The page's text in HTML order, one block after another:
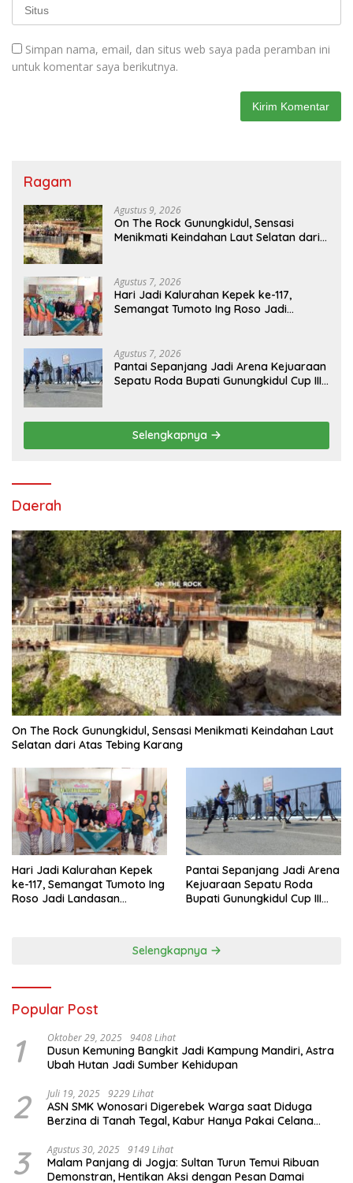
Simpan nama, email, dan situs web saya pada peramban ini
untuk komentar saya berikutnya.
Ragam
Agustus 9, 2026
On The Rock Gunungkidul, Sensasi
Menikmati Keindahan Laut Selatan dari
Agustus 7, 2026
Hari Jadi Kalurahan Kepek ke-117,
Semangat Tumoto Ing Roso Jadi
Agustus 7, 2026
Pantai Sepanjang Jadi Arena Kejuaraan
Sepatu Roda Bupati Gunungkidul Cup III
Selengkapnya
Daerah
On The Rock Gunungkidul, Sensasi Menikmati Keindahan Laut
Selatan dari Atas Tebing Karang
Hari Jadi Kalurahan Kepek
ke-117, Semangat Tumoto Ing
Roso Jadi Landasan
Pantai Sepanjang Jadi Arena
Kejuaraan Sepatu Roda
Bupati Gunungkidul Cup III
Selengkapnya
Popular Post
1 Oktober 29, 2025 9408 Lihat
Dusun Kemuning Bangkit Jadi Kampung Mandiri, Astra
Ubah Hutan Jadi Sumber Kehidupan
2 Juli 19, 2025 9229 Lihat
ASN SMK Wonosari Digerebek Warga saat Diduga
Berzina di Tanah Tegal, Kabur Hanya Pakai Celana
3 Agustus 30, 2025 9149 Lihat
Malam Panjang di Jogja: Sultan Turun Temui Ribuan
Demonstran, Hentikan Aksi dengan Pesan Damai